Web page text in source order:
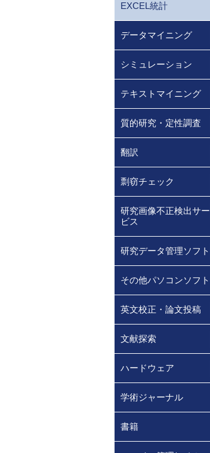
EXCEL統計
データマイニング
シミュレーション
テキストマイニング
質的研究・定性調査
翻訳
剽窃チェック
研究画像不正検出サー
ビス
研究データ管理ソフト
その他パソコンソフト
英文校正・論文投稿
文献探索
ハードウェア
学術ジャーナル
書籍